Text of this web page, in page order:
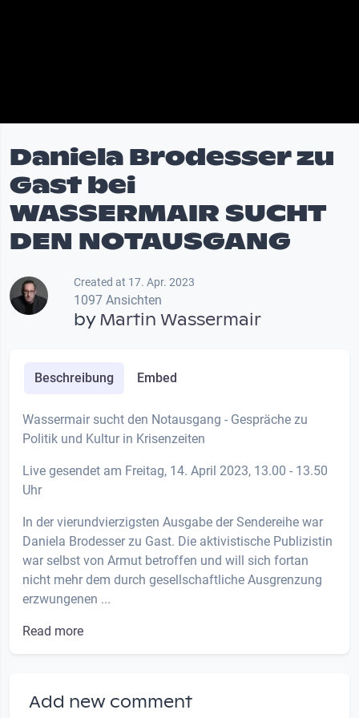
Daniela Brodesser zu
Gast bei
WASSERMAIR SUCHT
DEN NOTAUSGANG
Created at 17. Apr. 2023
1097 Ansichten
byMartin Wassermair
Beschreibung Embed
Wassermair sucht den Notausgang - Gespräche zu
Politik und Kultur in Krisenzeiten
Live gesendet am Freitag, 14. April 2023, 13.00 - 13.50
Uhr
In der vierundvierzigsten Ausgabe der Sendereihe war
Daniela Brodesser zu Gast. Die aktivistische Publizistin
war selbst von Armut betroffen und will sich fortan
nicht mehr dem durch gesellschaftliche Ausgrenzung
erzwungenen ...
Read more
Add new comment